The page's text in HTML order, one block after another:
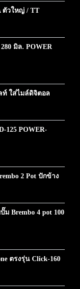
ตัวใหญ่ / TT
มิล. POWER
ท์ ใส่ไมล์ดิจิตอล
125 POWER-
2 Pot ปักข้าง
Brembo 4 pot 100
ตรงรุ่น Click-160